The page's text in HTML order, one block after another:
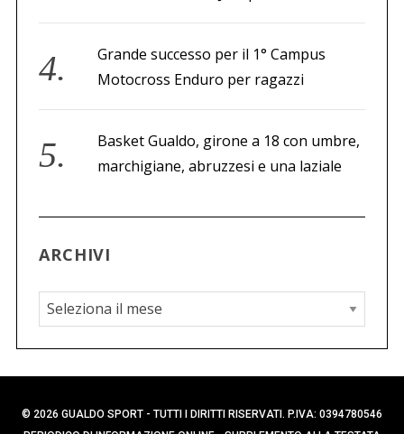
Grande successo per il 1° Campus
Motocross Enduro per ragazzi
Basket Gualdo, girone a 18 con umbre,
marchigiane, abruzzesi e una laziale
ARCHIVI
A
r
c
h
i
© 2026 GUALDO SPORT - TUTTI I DIRITTI RISERVATI. P.IVA: 0394780546